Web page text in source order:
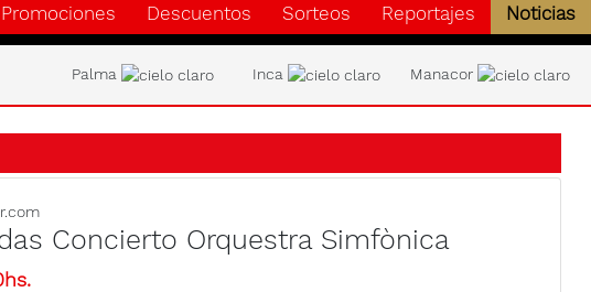
Promociones Descuentos Sorteos Reportajes Noticias
Palma Inca Manacor
Concierto Orquestra Simfònica